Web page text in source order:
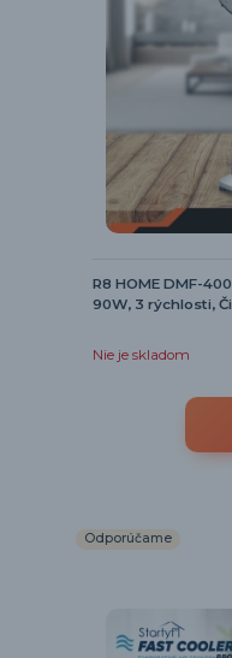
R8 HOME DMF-
90W, 3 rýchlosti,
Nie je skladom
Odporúčame